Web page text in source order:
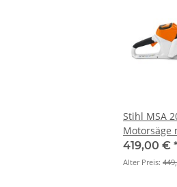
Stihl MSA
Motorsäge
419,00 €
Alter Preis: